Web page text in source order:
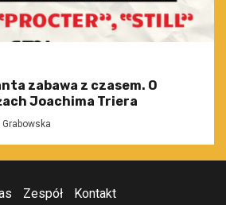
zabawa z czasem. O
Joachima Triera
Grabowska
Zespół Kontakt